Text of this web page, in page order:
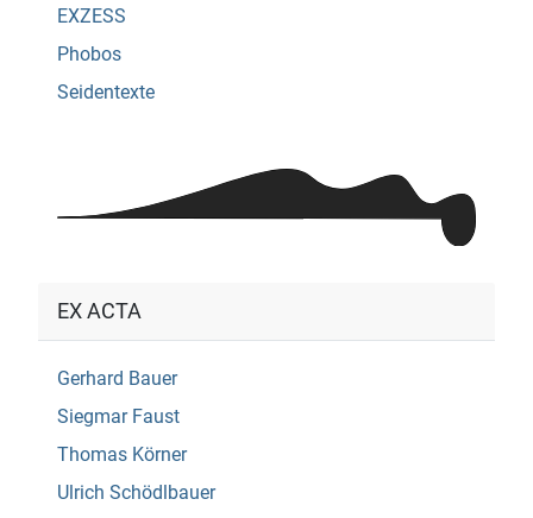
EXZESS
Phobos
Seidentexte
EX ACTA
Gerhard Bauer
Siegmar Faust
Thomas Körner
Ulrich Schödlbauer